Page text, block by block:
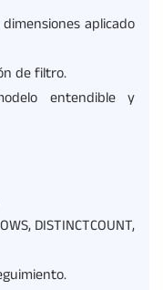
aplicado
de filtro.
entendible y
DISTINCTCOUNT,